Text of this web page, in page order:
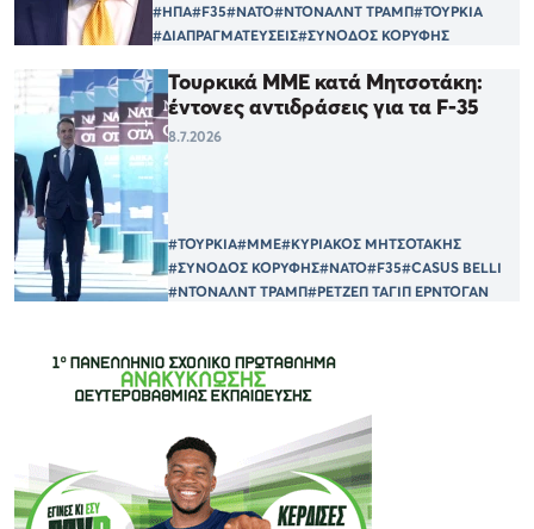
#ΗΠΑ#F35#ΝΑΤΟ#ΝΤΟΝΑΛΝΤ ΤΡΑΜΠ#ΤΟΥΡΚΙΑ
#ΔΙΑΠΡΑΓΜΑΤΕΥΣΕΙΣ#ΣΥΝΟΔΟΣ ΚΟΡΥΦΗΣ
Τουρκικά ΜΜΕ κατά Μητσοτάκη:
έντονες αντιδράσεις για τα F-35
8.7.2026
#ΤΟΥΡΚΙΑ#ΜΜΕ#ΚΥΡΙΑΚΟΣ ΜΗΤΣΟΤΑΚΗΣ
#ΣΥΝΟΔΟΣ ΚΟΡΥΦΗΣ#ΝΑΤΟ#F35#CASUS BELLI
#ΝΤΟΝΑΛΝΤ ΤΡΑΜΠ#ΡΕΤΖΕΠ ΤΑΓΙΠ ΕΡΝΤΟΓΑΝ